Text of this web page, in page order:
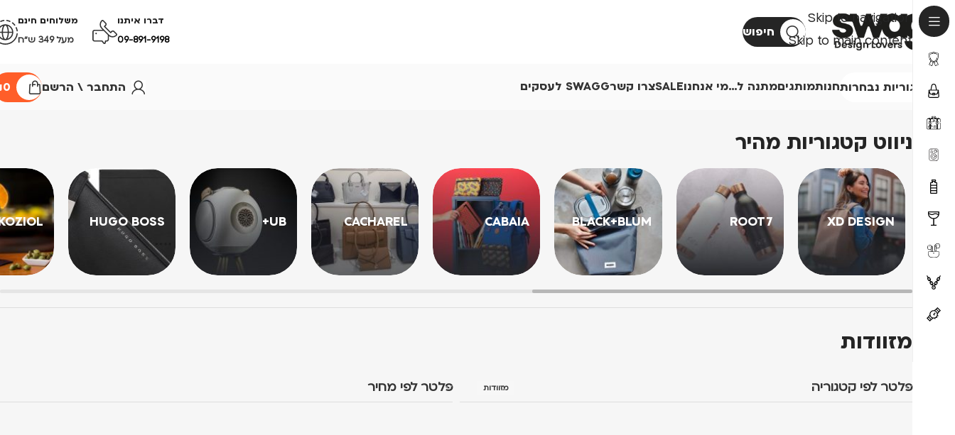
Skip to navigation
Skip to main content
חיפוש
דברו איתנו
09-891-9198
משלוחים חינם
מעל 349 ש״ח
קטגוריות נבחרותחנותמותגיםמתנה ל…מי אנחנוSALEצרו קשרSWAGG לעסקים התחבר \ הרשם 0
ניווט קטגוריות מהיר
XD DESIGN
ROOT7
BLACK+BLUM
CABAIA
CACHAREL
UB+
HUGO BOSS
מזוודות
פלטר לפי קטגוריה מזוודות פלטר לפי מחיר